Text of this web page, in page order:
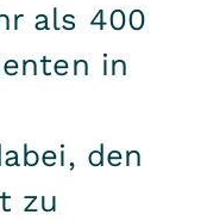
als 400
in
den
zu